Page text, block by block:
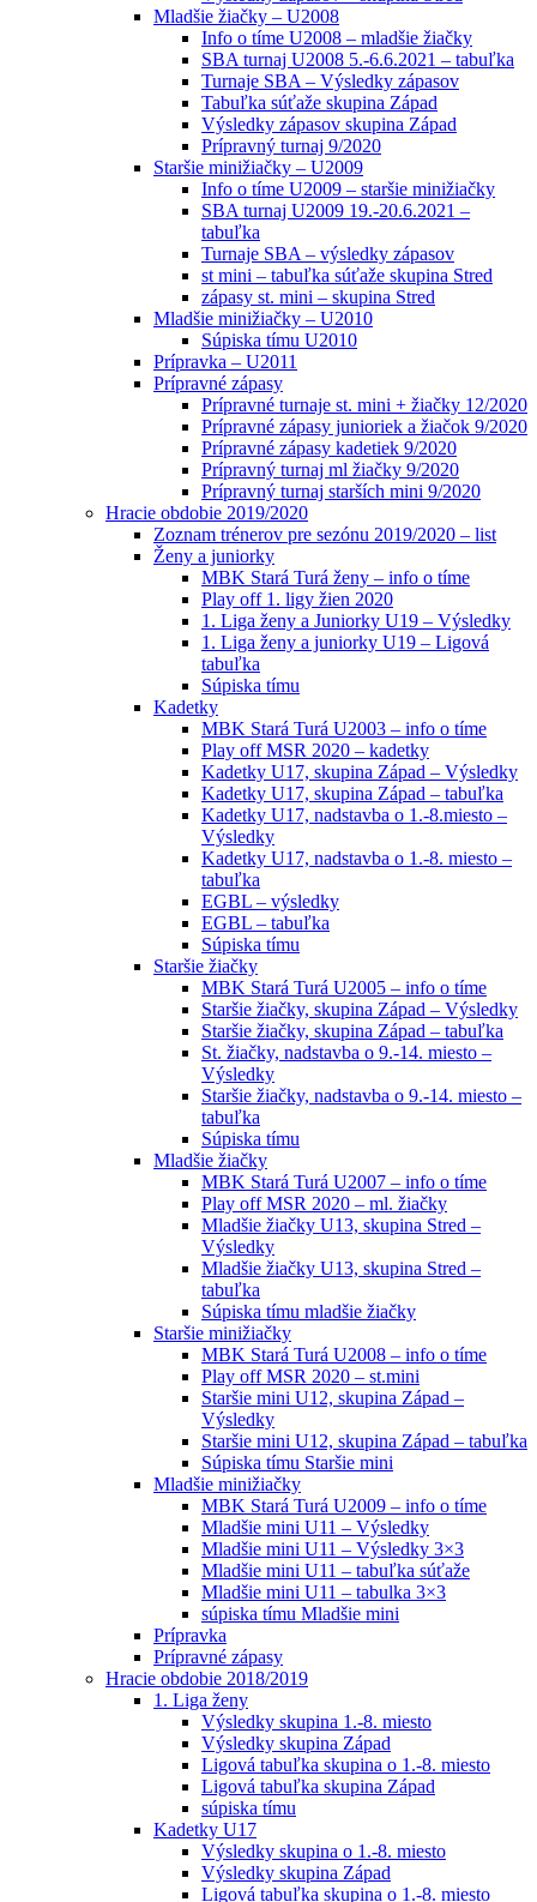
Mladšie žiačky – U2008
Info o tíme U2008 – mladšie žiačky
SBA turnaj U2008 5.-6.6.2021 – tabuľka
Turnaje SBA – Výsledky zápasov
Tabuľka súťaže skupina Západ
Výsledky zápasov skupina Západ
Prípravný turnaj 9/2020
Staršie minižiačky – U2009
Info o tíme U2009 – staršie minižiačky
SBA turnaj U2009 19.-20.6.2021 –
tabuľka
Turnaje SBA – výsledky zápasov
st mini – tabuľka súťaže skupina Stred
zápasy st. mini – skupina Stred
Mladšie minižiačky – U2010
Súpiska tímu U2010
Prípravka – U2011
Prípravné zápasy
Prípravné turnaje st. mini + žiačky 12/2020
Prípravné zápasy junioriek a žiačok 9/2020
Prípravné zápasy kadetiek 9/2020
Prípravný turnaj ml žiačky 9/2020
Prípravný turnaj starších mini 9/2020
Hracie obdobie 2019/2020
Zoznam trénerov pre sezónu 2019/2020 – list
Ženy a juniorky
MBK Stará Turá ženy – info o tíme
Play off 1. ligy žien 2020
1. Liga ženy a Juniorky U19 – Výsledky
1. Liga ženy a juniorky U19 – Ligová
tabuľka
Súpiska tímu
Kadetky
MBK Stará Turá U2003 – info o tíme
Play off MSR 2020 – kadetky
Kadetky U17, skupina Západ – Výsledky
Kadetky U17, skupina Západ – tabuľka
Kadetky U17, nadstavba o 1.-8.miesto –
Výsledky
Kadetky U17, nadstavba o 1.-8. miesto –
tabuľka
EGBL – výsledky
EGBL – tabuľka
Súpiska tímu
Staršie žiačky
MBK Stará Turá U2005 – info o tíme
Staršie žiačky, skupina Západ – Výsledky
Staršie žiačky, skupina Západ – tabuľka
St. žiačky, nadstavba o 9.-14. miesto –
Výsledky
Staršie žiačky, nadstavba o 9.-14. miesto –
tabuľka
Súpiska tímu
Mladšie žiačky
MBK Stará Turá U2007 – info o tíme
Play off MSR 2020 – ml. žiačky
Mladšie žiačky U13, skupina Stred –
Výsledky
Mladšie žiačky U13, skupina Stred –
tabuľka
Súpiska tímu mladšie žiačky
Staršie minižiačky
MBK Stará Turá U2008 – info o tíme
Play off MSR 2020 – st.mini
Staršie mini U12, skupina Západ –
Výsledky
Staršie mini U12, skupina Západ – tabuľka
Súpiska tímu Staršie mini
Mladšie minižiačky
MBK Stará Turá U2009 – info o tíme
Mladšie mini U11 – Výsledky
Mladšie mini U11 – Výsledky 3×3
Mladšie mini U11 – tabuľka súťaže
Mladšie mini U11 – tabulka 3×3
súpiska tímu Mladšie mini
Prípravka
Prípravné zápasy
Hracie obdobie 2018/2019
1. Liga ženy
Výsledky skupina 1.-8. miesto
Výsledky skupina Západ
Ligová tabuľka skupina o 1.-8. miesto
Ligová tabuľka skupina Západ
súpiska tímu
Kadetky U17
Výsledky skupina o 1.-8. miesto
Výsledky skupina Západ
Ligová tabuľka skupina o 1.-8. miesto